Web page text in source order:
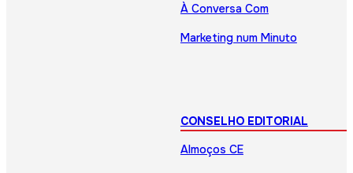
À Conversa Com
Marketing num Minuto
CONSELHO EDITORIAL
Almoços CE